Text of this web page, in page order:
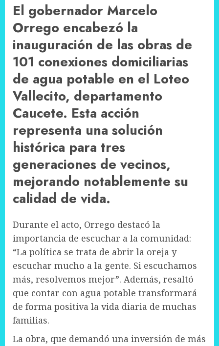
El gobernador Marcelo
Orrego encabezó la
inauguración de las obras de
101 conexiones domiciliarias
de agua potable en el Loteo
Vallecito, departamento
Caucete. Esta acción
representa una solución
histórica para tres
generaciones de vecinos,
mejorando notablemente su
calidad de vida.
Durante el acto, Orrego destacó la
importancia de escuchar a la comunidad:
“La política se trata de abrir la oreja y
escuchar mucho a la gente. Si escuchamos
más, resolvemos mejor”. Además, resaltó
que contar con agua potable transformará
de forma positiva la vida diaria de muchas
familias.
La obra, que demandó una inversión de más